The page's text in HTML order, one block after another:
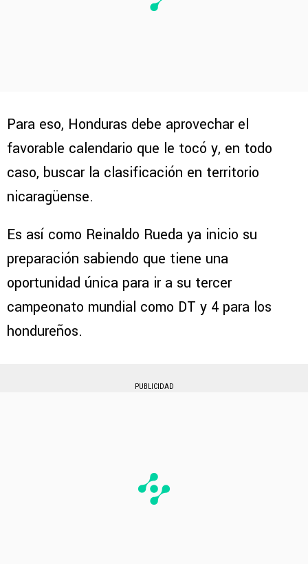
Para eso, Honduras debe aprovechar el
favorable calendario que le tocó y, en todo
caso, buscar la clasificación en territorio
nicaragüense.
Es así como Reinaldo Rueda ya inicio su
preparación sabiendo que tiene una
oportunidad única para ir a su tercer
campeonato mundial como DT y 4 para los
hondureños.
PUBLICIDAD